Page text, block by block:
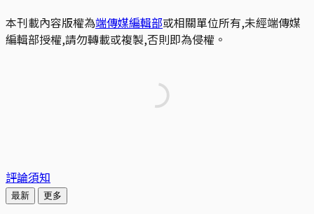
本刊載內容版權為端傳媒編輯部或相關單位所有,未經端傳媒
編輯部授權,請勿轉載或複製,否則即為侵權。
評論須知
最新 更多